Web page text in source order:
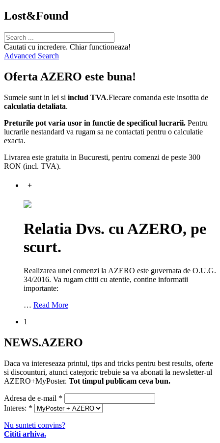
Lost&Found
Cautati cu incredere. Chiar functioneaza!
Advanced Search
Oferta AZERO este buna!
Sumele sunt in lei si includ TVA.Fiecare comanda este insotita de
calculatia detaliata.
Preturile pot varia usor in functie de specificul lucrarii. Pentru
lucrarile nestandard va rugam sa ne contactati pentru o calculatie
exacta.
Livrarea este gratuita in Bucuresti, pentru comenzi de peste 300
RON (incl. TVA).
+
Relatia Dvs. cu AZERO, pe
scurt.
Realizarea unei comenzi la AZERO este guvernata de O.U.G.
34/2016. Va rugam cititi cu atentie, contine informatii
importante:
… Read More
1
NEWS.AZERO
Daca va intereseaza printul, tips and tricks pentru best results, oferte
si discounturi, atunci categoric trebuie sa va abonati la newsletter-ul
AZERO+MyPoster. Tot timpul publicam ceva bun.
Adresa de e-mail *
Interes: *
Nu sunteti convins?
Cititi arhiva.